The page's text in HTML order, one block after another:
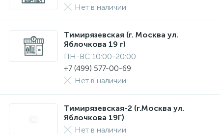
Нет в наличии
Тимирязевская (г. Москва ул.
Яблочкова 19 г)
ПН-ВС 10:00-20:00
+7 (499) 577-00-69
Нет в наличии
Тимирязевская-2 (г.Москва ул.
Яблочкова 19Г)
Нет в наличии